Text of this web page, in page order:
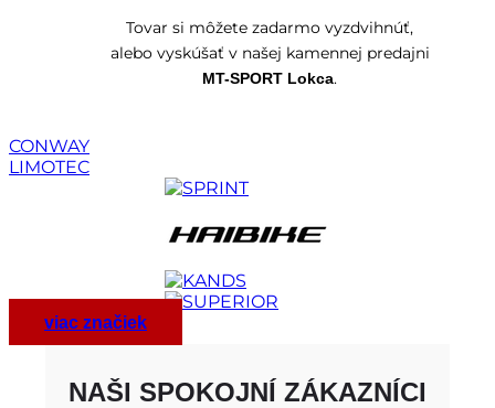
Tovar si môžete zadarmo vyzdvihnúť,
alebo vyskúšať v našej kamennej predajni
MT-SPORT Lokca.
CONWAY
LIMOTEC
viac značiek
NAŠI SPOKOJNÍ ZÁKAZNÍCI